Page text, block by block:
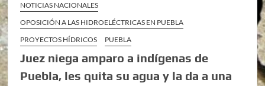
NOTICIAS NACIONALES
OPOSICIÓN A LAS HIDROELÉCTRICAS EN PUEBLA
PROYECTOS HÍDRICOS
PUEBLA
Juez niega amparo a indígenas de
Puebla, les quita su agua y la da a una